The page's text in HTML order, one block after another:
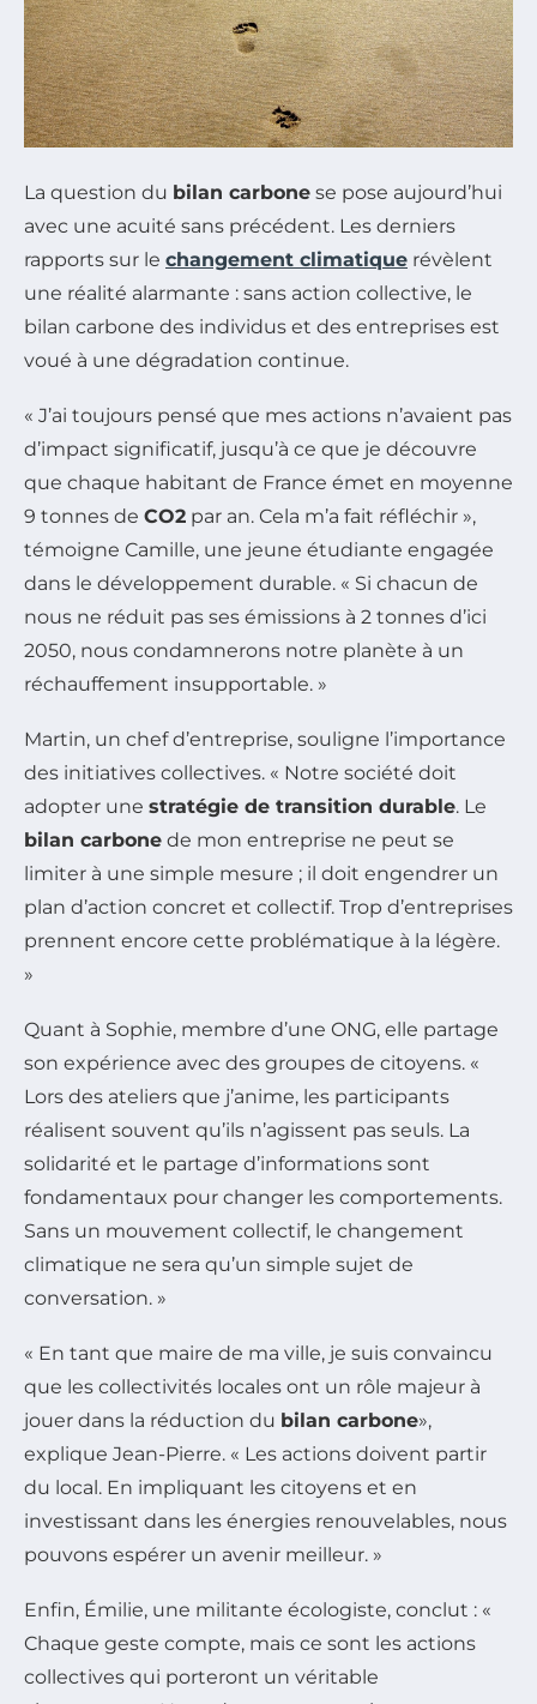
La question du bilan carbone se pose aujourd’hui
avec une acuité sans précédent. Les derniers
rapports sur le changement climatique révèlent
une réalité alarmante : sans action collective, le
bilan carbone des individus et des entreprises est
voué à une dégradation continue.
« J’ai toujours pensé que mes actions n’avaient pas
d’impact significatif, jusqu’à ce que je découvre
que chaque habitant de France émet en moyenne
9 tonnes de CO2 par an. Cela m’a fait réfléchir »,
témoigne Camille, une jeune étudiante engagée
dans le développement durable. « Si chacun de
nous ne réduit pas ses émissions à 2 tonnes d’ici
2050, nous condamnerons notre planète à un
réchauffement insupportable. »
Martin, un chef d’entreprise, souligne l’importance
des initiatives collectives. « Notre société doit
adopter une stratégie de transition durable. Le
bilan carbone de mon entreprise ne peut se
limiter à une simple mesure ; il doit engendrer un
plan d’action concret et collectif. Trop d’entreprises
prennent encore cette problématique à la légère.
»
Quant à Sophie, membre d’une ONG, elle partage
son expérience avec des groupes de citoyens. «
Lors des ateliers que j’anime, les participants
réalisent souvent qu’ils n’agissent pas seuls. La
solidarité et le partage d’informations sont
fondamentaux pour changer les comportements.
Sans un mouvement collectif, le changement
climatique ne sera qu’un simple sujet de
conversation. »
« En tant que maire de ma ville, je suis convaincu
que les collectivités locales ont un rôle majeur à
jouer dans la réduction du bilan carbone»,
explique Jean-Pierre. « Les actions doivent partir
du local. En impliquant les citoyens et en
investissant dans les énergies renouvelables, nous
pouvons espérer un avenir meilleur. »
Enfin, Émilie, une militante écologiste, conclut : «
Chaque geste compte, mais ce sont les actions
collectives qui porteront un véritable